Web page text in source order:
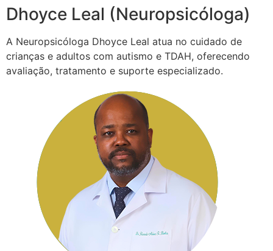
Dhoyce Leal (Neuropsicóloga)
A Neuropsicóloga Dhoyce Leal atua no cuidado de
crianças e adultos com autismo e TDAH, oferecendo
avaliação, tratamento e suporte especializado.